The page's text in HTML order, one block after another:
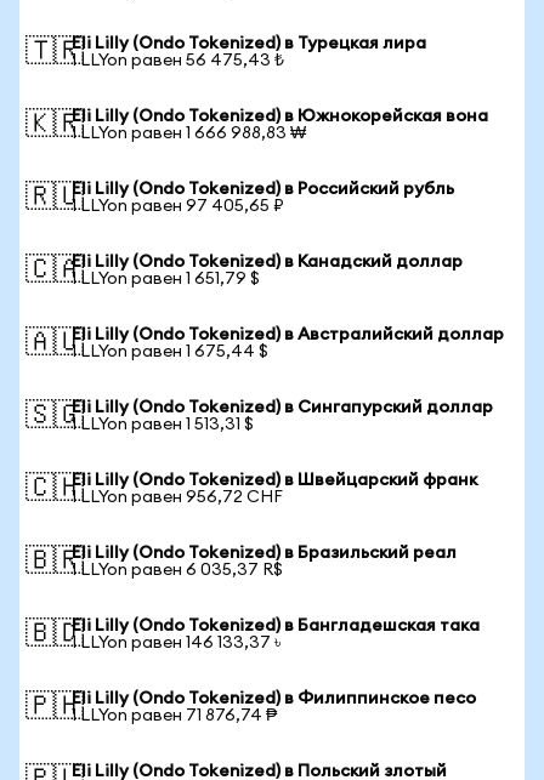
🇹🇷Eli Lilly (Ondo Tokenized) в Турецкая лира
1 LLYon равен 56 475,43 ₺
🇰🇷Eli Lilly (Ondo Tokenized) в Южнокорейская вона
1 LLYon равен 1 666 988,83 ₩
🇷🇺Eli Lilly (Ondo Tokenized) в Российский рубль
1 LLYon равен 97 405,65 ₽
🇨🇦Eli Lilly (Ondo Tokenized) в Канадский доллар
1 LLYon равен 1 651,79 $
🇦🇺Eli Lilly (Ondo Tokenized) в Австралийский доллар
1 LLYon равен 1 675,44 $
🇸🇬Eli Lilly (Ondo Tokenized) в Сингапурский доллар
1 LLYon равен 1 513,31 $
🇨🇭Eli Lilly (Ondo Tokenized) в Швейцарский франк
1 LLYon равен 956,72 CHF
🇧🇷Eli Lilly (Ondo Tokenized) в Бразильский реал
1 LLYon равен 6 035,37 R$
🇧🇩Eli Lilly (Ondo Tokenized) в Бангладешская така
1 LLYon равен 146 133,37 ৳
🇵🇭Eli Lilly (Ondo Tokenized) в Филиппинское песо
1 LLYon равен 71 876,74 ₱
Eli Lilly (Ondo Tokenized) в Польский злотый